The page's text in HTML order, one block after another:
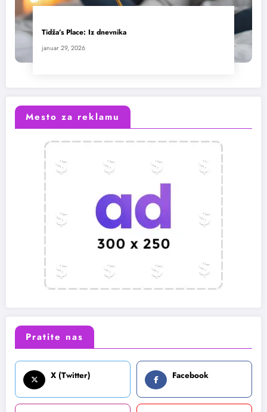
Tidža’s Place: Iz dnevnika
januar 29, 2026
Mesto za reklamu
Pratite nas
X (Twitter) Facebook